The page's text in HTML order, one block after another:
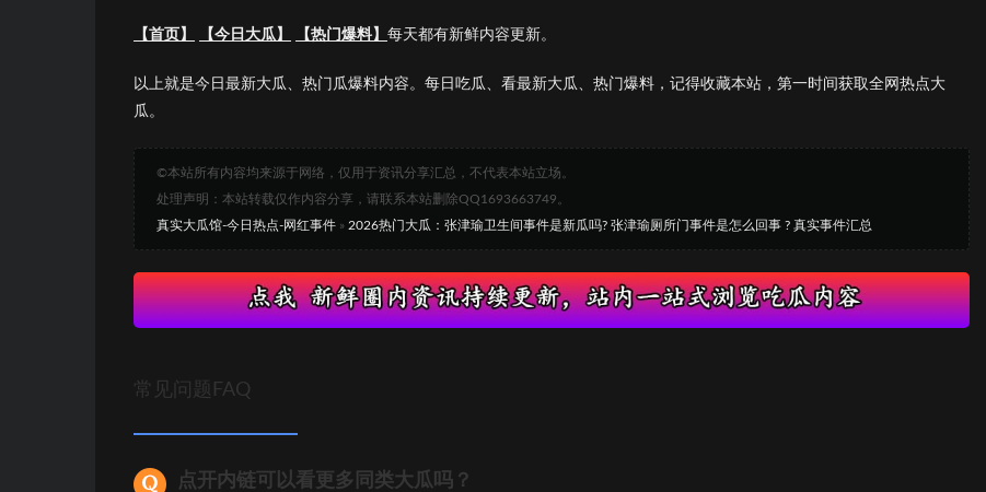
【首页】 【今日大瓜】 【热门爆料】 每天都有新鲜内容更新。
以上就是今日最新大瓜、热门瓜爆料内容。每日吃瓜、看最新大瓜、热门爆料，记得收藏本站，第一时间获取全网热点大
瓜。
©本站所有内容均来源于网络，仅用于资讯分享汇总，不代表本站立场。
处理声明：本站转载仅作内容分享，请联系本站删除QQ1693663749。
真实大瓜馆-今日热点-网红事件 » 2026热门大瓜：张津瑜卫生间事件是新瓜吗? 张津瑜厕所门事件是怎么回事 ? 真实事件汇总
常见问题FAQ
点开内链可以看更多同类大瓜吗？